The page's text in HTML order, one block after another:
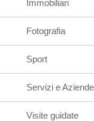
Immobiliari
Fotografia
Sport
Servizi e Aziende
Visite guidate